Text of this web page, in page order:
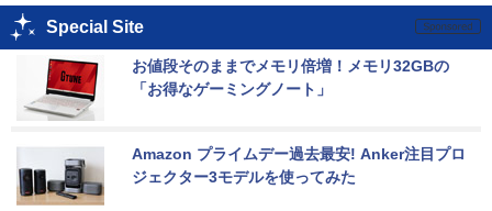
Special Site
お値段そのままでメモリ倍増！メモリ32GBの
「お得なゲーミングノート」
Amazon プライムデー過去最安! Anker注目プロ
ジェクター3モデルを使ってみた